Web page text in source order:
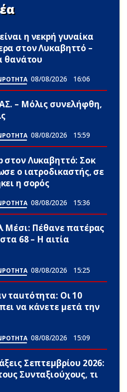
η νεκpή γυναίκα
στον Λυκαβηττό –
θανάτου
08/08/2026 16:06
– Μόλις συνελήφθη,
08/08/2026 15:59
στον Λυκαβηττό: Σoκ
ο ιατροδικαστής, σε
η σορός
08/08/2026 15:36
Μέσι: Πέθαvε πατέpας
68 – Η αιτία
08/08/2026 15:25
ταuτότητα: Οι 10
να κάνετε μετά την
08/08/2026 15:09
Σεπτεμβρίου 2026:
Συνταξιούχους, τι